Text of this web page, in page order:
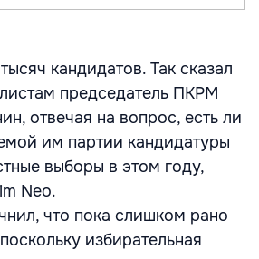
кандидатов. Так сказал
председатель ПКРМ
отвечая на вопрос, есть ли
им партии кандидатуры
выборы в этом году,
Neo.
что пока слишком рано
избирательная